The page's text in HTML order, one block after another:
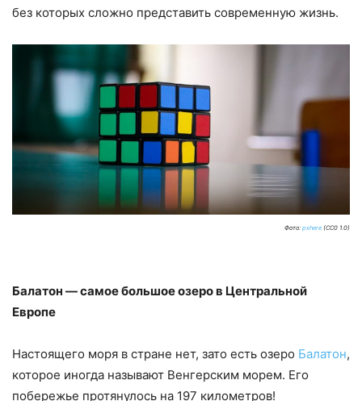
без которых сложно представить современную жизнь.
Фото: pxhere (CC0 1.0)
Балатон — самое большое озеро в Центральной
Европе
Настоящего моря в стране нет, зато есть озеро Балатон,
которое иногда называют Венгерским морем. Его
побережье протянулось на 197 километров!